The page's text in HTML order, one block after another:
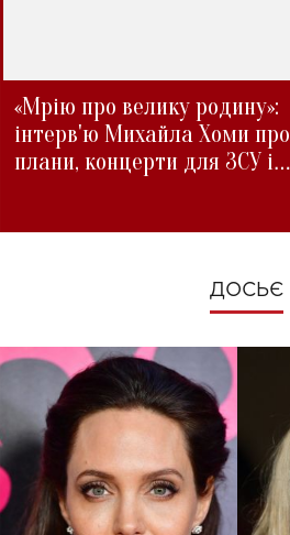
«Мрію про велику родину»:
інтерв'ю Михайла Хоми про
плани, концерти для ЗСУ і
ДОСЬЄ